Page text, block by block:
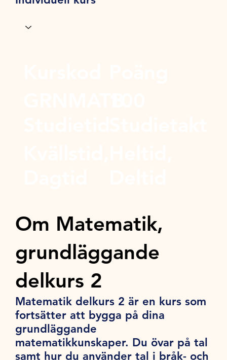
Om Matematik,
grundläggande
delkurs 2
Matematik delkurs 2 är en kurs som
fortsätter att bygga på dina
grundläggande
matematikkunskaper. Du övar på tal
samt hur du använder tal i bråk- och